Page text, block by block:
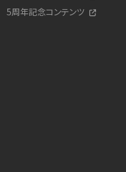
5周年記念コンテンツ